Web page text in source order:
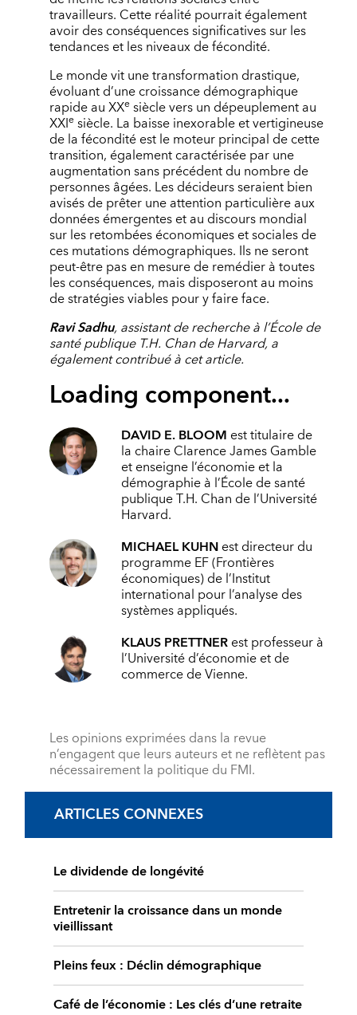
travailleurs. Cette réalité pourrait également
avoir des conséquences significatives sur les
tendances et les niveaux de fécondité.
Le monde vit une transformation drastique,
évoluant d’une croissance démographique
rapide au XXesiècle vers un dépeuplement au
XXIesiècle. La baisse inexorable et vertigineuse
de la fécondité est le moteur principal de cette
transition, également caractérisée par une
augmentation sans précédent du nombre de
personnes âgées. Les décideurs seraient bien
avisés de prêter une attention particulière aux
données émergentes et au discours mondial
sur les retombées économiques et sociales de
ces mutations démographiques. Ils ne seront
peut-être pas en mesure de remédier à toutes
les conséquences, mais disposeront au moins
de stratégies viables pour y faire face.
Ravi Sadhu, assistant de recherche à l’École de
santé publique T.H. Chan de Harvard, a
également contribué à cet article.
Loading component...
DAVID E. BLOOM est titulaire de
la chaire Clarence James Gamble
et enseigne l’économie et la
démographie à l’École de santé
publique T.H. Chan de l’Université
Harvard.
MICHAEL KUHNest directeur du
programme EF (Frontières
économiques) de l’Institut
international pour l’analyse des
systèmes appliqués.
KLAUS PRETTNERest professeur à
l’Université d’économie et de
commerce de Vienne.
Les opinions exprimées dans la revue
n’engagent que leurs auteurs et ne reflètent pas
nécessairement la politique du FMI.
ARTICLES CONNEXES
Le dividende de longévité
Entretenir la croissance dans un monde
vieillissant
Pleins feux : Déclin démographique
Café de l’économie : Les clés d’une retraite